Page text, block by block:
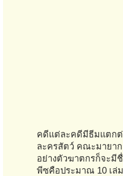
คดีแต่ละคดีมีธีมแตกต่
ละครสัตว์ คณะมายา
อย่างตัวฆาตกรก็จะมีชื่
พีซคือประมาณ 10 เล่